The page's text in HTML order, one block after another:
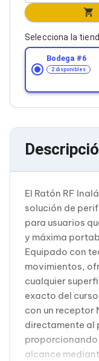
Teclados
Teclados
Controles de Juego
Servidores
Accesorios para
Racks y Gabinetes
Cableado
Cables KVM
Enfriamiento para
Soportes y Paneles
Sistemas
Ultrium
Discos Duros / SSD
Accesorios para
Gabinetes de
Discos Duros
Discos Duros para
Discos Duros
Discos Duros para
Accesorios para
Gabinetes para
Almacenamiento
Discos Duros
Discos Duros
Monitores
Selecciona la
Bodega #6
2 disponibles
El Ratón RF
solución de
para usuarios
y máxima
Equipado con
movimientos,
cualquier
exacto del
con un receptor
directamente al
proporcionando
alcance